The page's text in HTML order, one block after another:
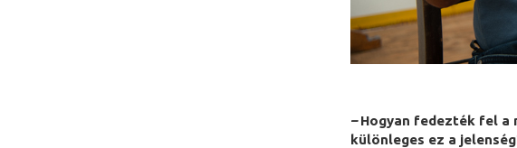
– Hogyan fedezték fel a
különleges ez a